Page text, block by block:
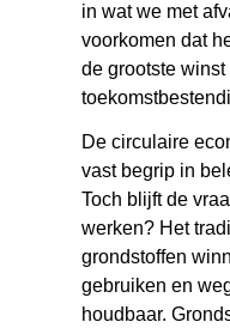
in wat we met
voorkomen dat
de grootste
De circulaire
vast begrip in
Toch blijft de
werken? Het
grondstoffen
gebruiken en
houdbaar.